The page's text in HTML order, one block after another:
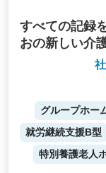
すべての記録
おの新しい介
グループホー
就労継続支援B型
特別養護老人